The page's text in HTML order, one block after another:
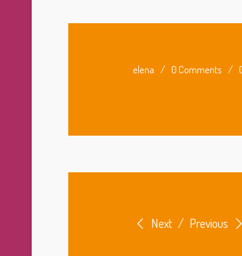
elena / 0 Comments /
Next / Previous